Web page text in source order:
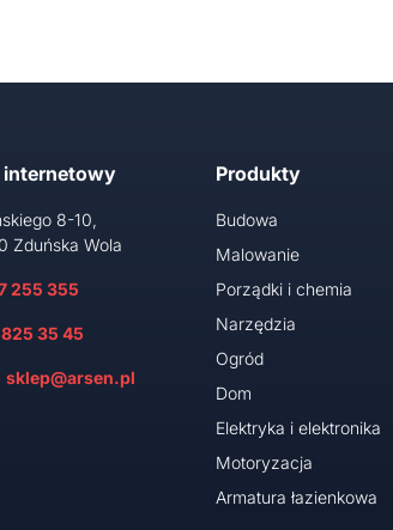
internetowy
8-10,
Zduńska Wola
255 355
35 45
sklep@arsen.pl
Produkty
Budowa
Malowanie
Porządki i chemia
Narzędzia
Ogród
Dom
Elektryka i elektronika
Motoryzacja
Armatura łazienkowa